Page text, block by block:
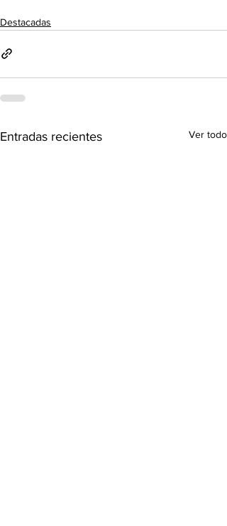
Destacadas
Entradas recientes Ver todo